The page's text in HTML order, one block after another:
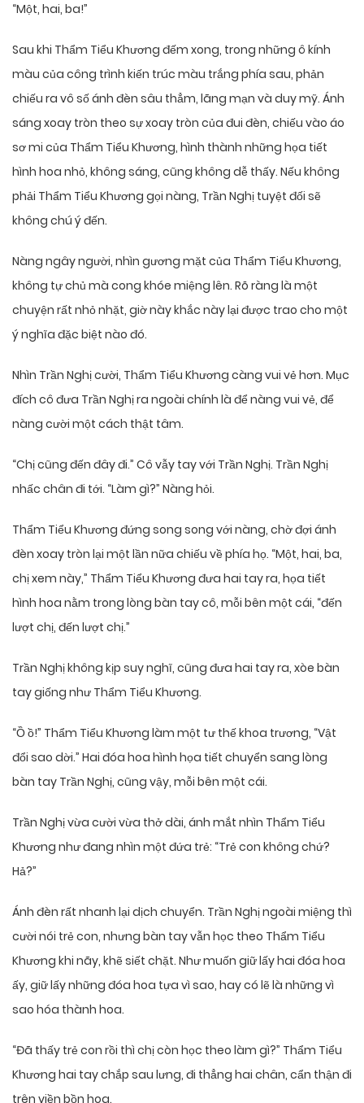
“Một, hai, ba!”
Sau khi Thẩm Tiểu Khương đếm xong, trong những ô kính
màu của công trình kiến trúc màu trắng phía sau, phản
chiếu ra vô số ánh đèn sâu thẳm, lãng mạn và duy mỹ. Ánh
sáng xoay tròn theo sự xoay tròn của đui đèn, chiếu vào áo
sơ mi của Thẩm Tiểu Khương, hình thành những họa tiết
hình hoa nhỏ, không sáng, cũng không dễ thấy. Nếu không
phải Thẩm Tiểu Khương gọi nàng, Trần Nghị tuyệt đối sẽ
không chú ý đến.
Nàng ngây người, nhìn gương mặt của Thẩm Tiểu Khương,
không tự chủ mà cong khóe miệng lên. Rõ ràng là một
chuyện rất nhỏ nhặt, giờ này khắc này lại được trao cho một
ý nghĩa đặc biệt nào đó.
Nhìn Trần Nghị cười, Thẩm Tiểu Khương càng vui vẻ hơn. Mục
đích cô đưa Trần Nghị ra ngoài chính là để nàng vui vẻ, để
nàng cười một cách thật tâm.
“Chị cũng đến đây đi.” Cô vẫy tay với Trần Nghị. Trần Nghị
nhấc chân đi tới. “Làm gì?” Nàng hỏi.
Thẩm Tiểu Khương đứng song song với nàng, chờ đợi ánh
đèn xoay tròn lại một lần nữa chiếu về phía họ. “Một, hai, ba,
chị xem này,” Thẩm Tiểu Khương đưa hai tay ra, họa tiết
hình hoa nằm trong lòng bàn tay cô, mỗi bên một cái, “đến
lượt chị, đến lượt chị.”
Trần Nghị không kịp suy nghĩ, cũng đưa hai tay ra, xòe bàn
tay giống như Thẩm Tiểu Khương.
“Ồ ồ!” Thẩm Tiểu Khương làm một tư thế khoa trương, “Vật
đổi sao dời.” Hai đóa hoa hình họa tiết chuyển sang lòng
bàn tay Trần Nghị, cũng vậy, mỗi bên một cái.
Trần Nghị vừa cười vừa thở dài, ánh mắt nhìn Thẩm Tiểu
Khương như đang nhìn một đứa trẻ: “Trẻ con không chứ?
Hả?”
Ánh đèn rất nhanh lại dịch chuyển. Trần Nghị ngoài miệng thì
cười nói trẻ con, nhưng bàn tay vẫn học theo Thẩm Tiểu
Khương khi nãy, khẽ siết chặt. Như muốn giữ lấy hai đóa hoa
ấy, giữ lấy những đóa hoa tựa vì sao, hay có lẽ là những vì
sao hóa thành hoa.
“Đã thấy trẻ con rồi thì chị còn học theo làm gì?” Thẩm Tiểu
Khương hai tay chắp sau lưng, đi thẳng hai chân, cẩn thận đi
trên viền bồn hoa.